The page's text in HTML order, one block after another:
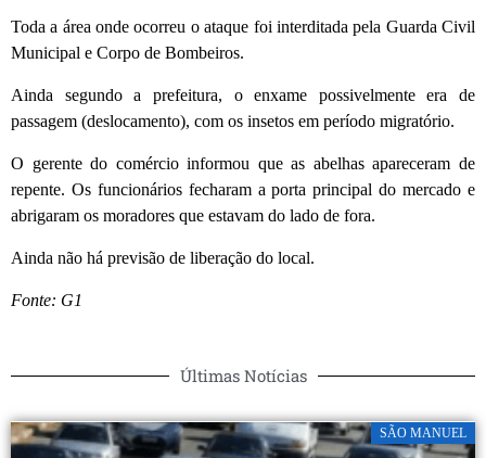
Toda a área onde ocorreu o ataque foi interditada pela Guarda Civil
Municipal e Corpo de Bombeiros.
Ainda segundo a prefeitura, o enxame possivelmente era de
passagem (deslocamento), com os insetos em período migratório.
O gerente do comércio informou que as abelhas apareceram de
repente. Os funcionários fecharam a porta principal do mercado e
abrigaram os moradores que estavam do lado de fora.
Ainda não há previsão de liberação do local.
Fonte: G1
Últimas Notícias
SÃO MANUEL